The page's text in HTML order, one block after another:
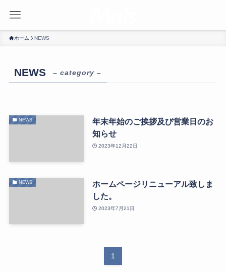
ホーム NEWS
NEWS – category –
NEWS
年末年始のご挨拶及び営業日のお
知らせ
2023年12月22日
NEWS
ホームページリニューアル致しま
した。
2023年7月21日
1